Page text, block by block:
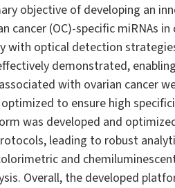
objective of developing an
(OC)-specific miRNAs
with optical detection
demonstrated,
with ovarian cancer
to ensure high
was developed and
leading to robust
and
Overall, the developed